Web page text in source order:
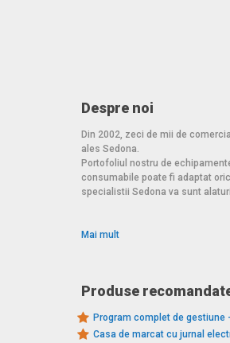
Despre noi
Din 2002, zeci de mii de
ales Sedona.
Portofoliul nostru de
consumabile poate fi adaptat
specialistii Sedona va sunt
Mai mult
Produse
Program complet de gestiune
Casa de marcat cu jurnal